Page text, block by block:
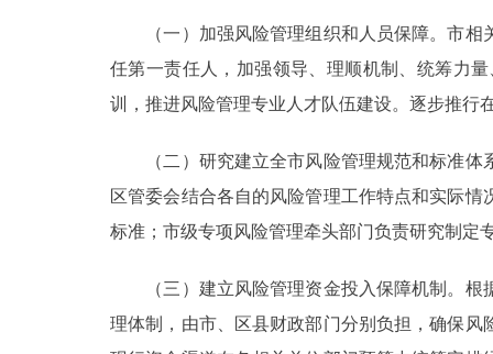
（一）加强风险管理组织和人员保障。市相
任第一责任人，加强领导、理顺机制、统筹力
训，推进风险管理专业人才队伍建设。逐步推行
（二）研究建立全市风险管理规范和标准体
区管委会结合各自的风险管理工作特点和实际
标准；市级专项风险管理牵头部门负责研究制定
（三）建立风险管理资金投入保障机制。根
理体制，由市、区县财政部门分别负担，确保